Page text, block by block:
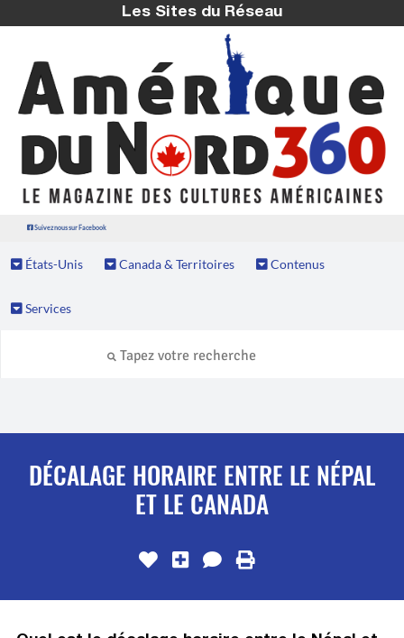
Les Sites du Réseau
Suivez nous sur Facebook
États-Unis Canada & Territoires Contenus
Services
DÉCALAGE HORAIRE ENTRE LE NÉPAL
ET LE CANADA